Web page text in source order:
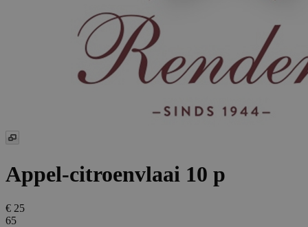
Appel-citroenvlaai 10 p
€ 25
65